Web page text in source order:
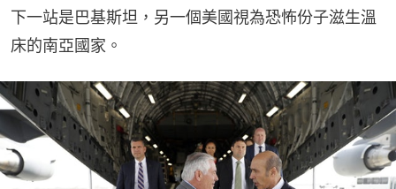
下一站是巴基斯坦，另一個美國視為恐怖份子滋生溫
床的南亞國家。